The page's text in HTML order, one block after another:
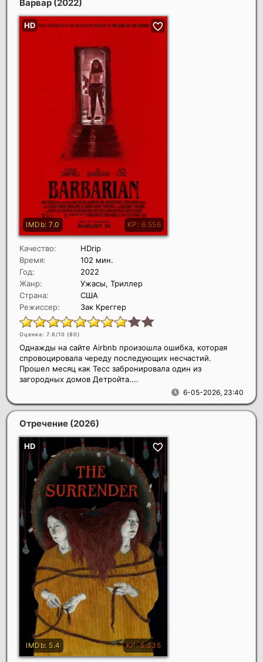
Варвар (2022)
Качество:
HDrip
Время:
102 мин.
Год:
2022
Жанр:
Ужасы, Триллер
Страна:
США
Режиссер:
Зак Креггер
Оценка: 7.6/10 (80)
6-05-2026, 23:40
Однажды на сайте Airbnb произошла ошибка, которая
спровоцировала череду последующих несчастий.
Прошел месяц как Тесс забронировала один из
загородных домов Детройта....
Отречение (2026)